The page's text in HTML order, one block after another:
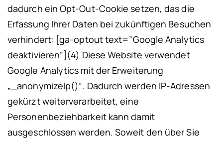
dadurch ein Opt-Out-Cookie setzen, das die
Erfassung Ihrer Daten bei zukünftigen Besuchen
verhindert: [ga-optout text=”Google Analytics
deaktivieren”] (4) Diese Website verwendet
Google Analytics mit der Erweiterung
„_anonymizeIp()“. Dadurch werden IP-Adressen
gekürzt weiterverarbeitet, eine
Personenbeziehbarkeit kann damit
ausgeschlossen werden. Soweit den über Sie